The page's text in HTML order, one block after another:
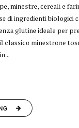
minestre, cereali e
di ingredienti biologici
glutine ideale per
classico minestrone